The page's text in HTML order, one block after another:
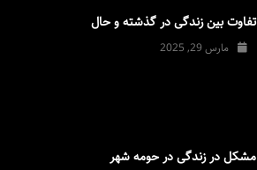
تفاوت بین زندگی در گذشته و حال
مارس 29, 2025
مشکل در زندگی در حومه شهر